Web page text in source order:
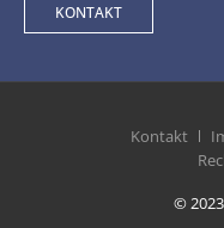
KONTAKT
Kontakt
©